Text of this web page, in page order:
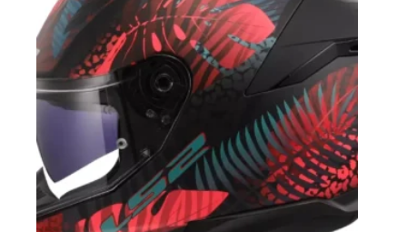
opciones
se
pueden
elegir
en
de
producto